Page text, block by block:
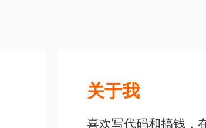
关于我
喜欢写代码和搞钱，